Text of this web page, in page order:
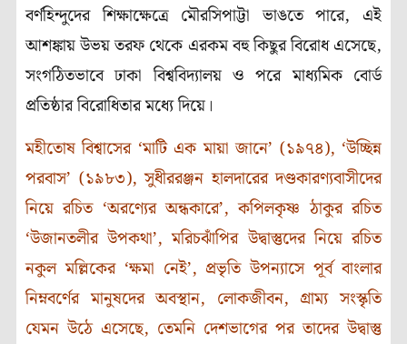
বর্ণহিন্দুদের শিক্ষাক্ষেত্রে মৌরসিপাট্টা ভাঙতে পারে, এই
আশঙ্কায় উভয় তরফ থেকে এরকম বহু কিছুর বিরোধ এসেছে,
সংগঠিতভাবে ঢাকা বিশ্ববিদ্যালয় ও পরে মাধ্যমিক বোর্ড
প্রতিষ্ঠার বিরোধিতার মধ্যে দিয়ে।
মহীতোষ বিশ্বাসের ‘মাটি এক মায়া জানে’ (১৯৭৪), ‘উচ্ছিন্ন
পরবাস’ (১৯৮৩), সুধীররঞ্জন হালদারের দণ্ডকারণ্যবাসীদের
নিয়ে রচিত ‘অরণ্যের অন্ধকারে’, কপিলকৃষ্ণ ঠাকুর রচিত
‘উজানতলীর উপকথা’, মরিচঝাঁপির উদ্বাস্তুদের নিয়ে রচিত
নকুল মল্লিকের ‘ক্ষমা নেই’, প্রভৃতি উপন্যাসে পূর্ব বাংলার
নিম্নবর্ণের মানুষদের অবস্থান, লোকজীবন, গ্রাম্য সংস্কৃতি
যেমন উঠে এসেছে, তেমনি দেশভাগের পর তাদের উদ্বাস্তু